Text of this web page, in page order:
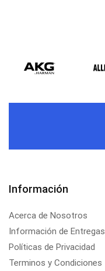
Información
Acerca de Nosotros
Información de Entregas
Políticas de Privacidad
Terminos y Condiciones